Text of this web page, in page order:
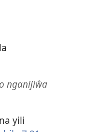
nganijiŵa
yili